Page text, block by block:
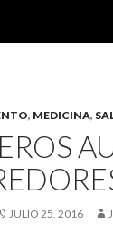
, MEDICINA,
JULIO 25, 2016